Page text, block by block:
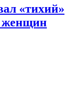
«тихий»
женщин